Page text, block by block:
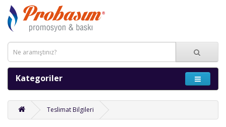
Kategoriler
Teslimat Bilgileri